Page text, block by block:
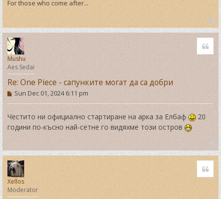
For those who come after...
T
o
p
Mushu
Aes Sedai
Re: One Piece - сапунките могат да са добри
P
o
s
t
Sun Dec 01, 2024 6:11 pm
Честито ни официално стартиране на арка за Елбаф
20
години по-късно най-сетне го видяхме този остров
T
o
p
Xellos
Moderator